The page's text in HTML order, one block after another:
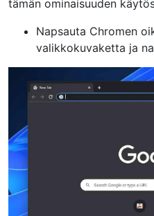
tämän ominaisuuden
Napsauta Chromen
valikkokuvaketta ja